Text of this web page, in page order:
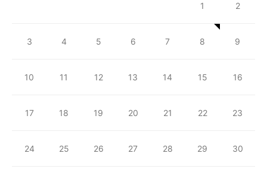
1 2
3 4 5 6 7 8 9
10 11 12 13 14 15 16
17 18 19 20 21 22 23
24 25 26 27 28 29 30